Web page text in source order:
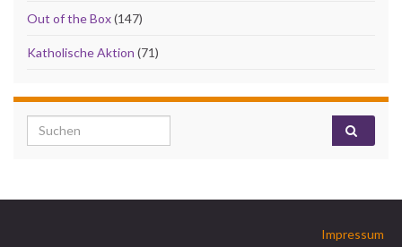
Out of the Box(147)
Katholische Aktion (71)
Search for:
Impressum